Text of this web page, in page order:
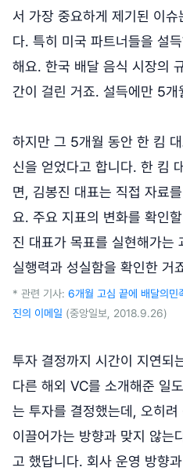
서 가장 중요하게 제기된 이
다. 특히 미국 파트너들을 설
해요. 한국 배달 음식 시장의
간이 걸린 거죠. 설득에만 5개
하지만 그 5개월 동안 한 킴
신을 얻었다고 합니다. 한 킴
면, 김봉진 대표는 직접 자료
요. 주요 지표의 변화를 확인
진 대표가 목표를 실현해가는
실행력과 성실함을 확인한 거
* 관련 기사: 6개월 고심 끝에 배달의민
진의 이메일 (중앙일보, 2018.9.26)
투자 결정까지 시간이 지연되
다른 해외 VC를 소개해준 일
는 투자를 결정했는데, 오히
이끌어가는 방향과 맞지 않는
고 했답니다. 회사 운영 방향